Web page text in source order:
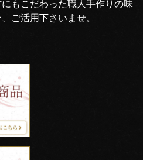
もこだわった職人手作りの味
ご活用下さいませ。